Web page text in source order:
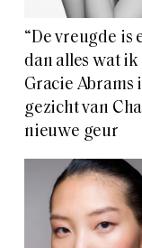
“De vreugde is
dan alles wat ik
Gracie Abrams
gezicht van
nieuwe geur